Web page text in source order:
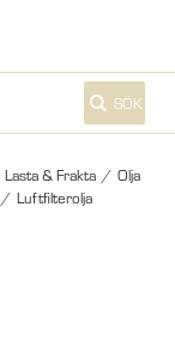
SÖK
Lasta & Frakta / Olja
/ Luftfilterolja